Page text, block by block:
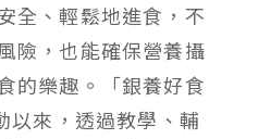
全、輕鬆地進食，不
險，也能確保營養攝
的樂趣。「銀養好食
以來，透過教學、輔